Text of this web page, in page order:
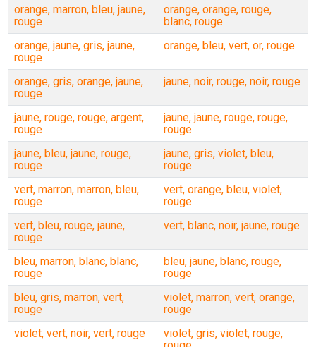
orange, marron, bleu, jaune,
rouge
orange, orange, rouge,
blanc, rouge
orange, jaune, gris, jaune,
rouge
orange, bleu, vert, or, rouge
orange, gris, orange, jaune,
rouge
jaune, noir, rouge, noir, rouge
jaune, rouge, rouge, argent,
rouge
jaune, jaune, rouge, rouge,
rouge
jaune, bleu, jaune, rouge,
rouge
jaune, gris, violet, bleu,
rouge
vert, marron, marron, bleu,
rouge
vert, orange, bleu, violet,
rouge
vert, bleu, rouge, jaune,
rouge
vert, blanc, noir, jaune, rouge
bleu, marron, blanc, blanc,
rouge
bleu, jaune, blanc, rouge,
rouge
bleu, gris, marron, vert,
rouge
violet, marron, vert, orange,
rouge
violet, vert, noir, vert, rouge
violet, gris, violet, rouge,